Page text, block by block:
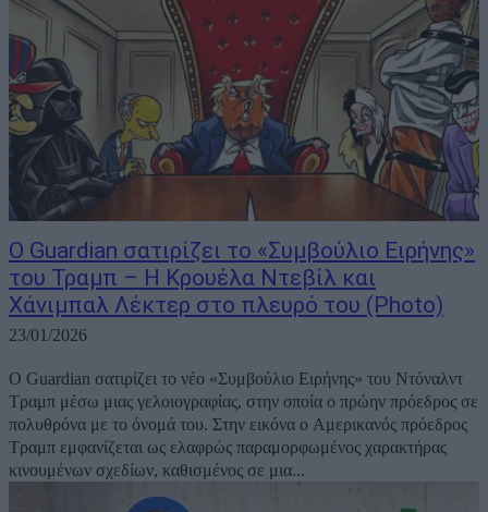
Ο Guardian σατιρίζει το «Συμβούλιο Ειρήνης»
του Τραμπ – Η Κρουέλα Ντεβίλ και
Χάνιμπαλ Λέκτερ στο πλευρό του (Photo)
23/01/2026
Ο Guardian σατιρίζει το νέο «Συμβούλιο Ειρήνης» του Ντόναλντ
Τραμπ μέσω μιας γελοιογραφίας, στην οποία ο πρώην πρόεδρος σε
πολυθρόνα με το όνομά του. Στην εικόνα ο Αμερικανός πρόεδρος
Τραμπ εμφανίζεται ως ελαφρώς παραμορφωμένος χαρακτήρας
κινουμένων σχεδίων, καθισμένος σε μια...